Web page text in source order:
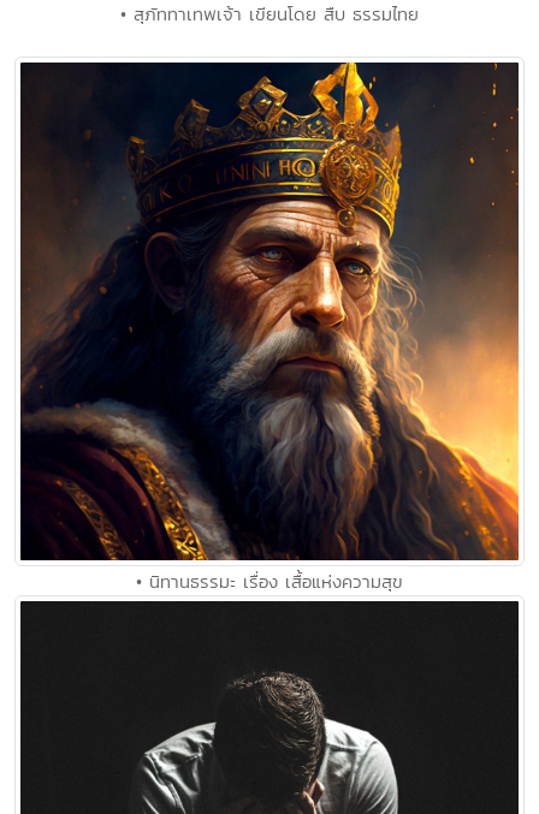
• สุภัททาเทพเจ้า เขียนโดย สืบ ธรรมไทย
• นิทานธรรมะ เรื่อง เสื้อแห่งความสุข